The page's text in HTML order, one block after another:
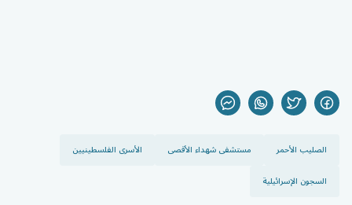
الصليب الأحمر مستشفى شهداء الأقصى
الأسرى الفلسطينيين
السجون الإسرائيلية